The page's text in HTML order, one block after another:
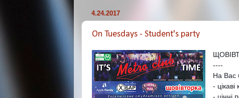
4.24.2017
On Tuesdays - Student's party
----
На Вас
- цікаві